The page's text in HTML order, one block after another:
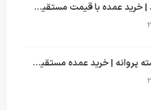
پتو گلبافت دونفره جدید | خرید عمده با قیمت مستقیم و طرح‌های پرفروش بازار
قیمت پتو تک نفره برجسته پروانه | خرید عمده مستقیم با بهترین قیمت بازار